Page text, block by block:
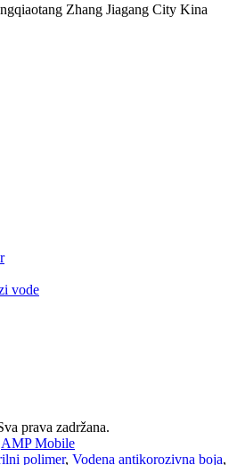
Zhang Jiagang City Kina
vode
prava zadržana.
AMP Mobile
polimer, Vodena antikorozivna boja,